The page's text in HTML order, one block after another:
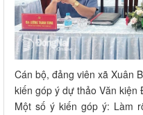
Cán bộ, đảng viên xã Xuân
kiến góp ý dự thảo Văn
Một số ý kiến góp ý: Làm